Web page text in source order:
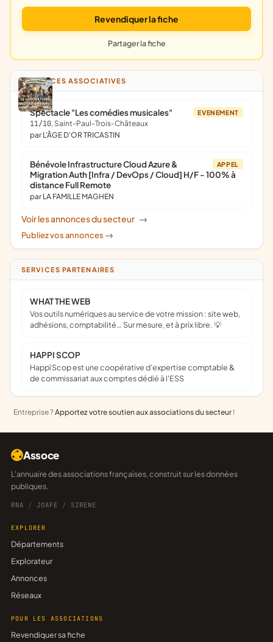
Revendiquer la fiche
Partager la fiche
ANNONCES ASSOCIATIVES
EVENEMENT
Spectacle "Les comédies musicales"
11/10, Saint-Paul-Trois-Châteaux
par L'ÂGE D'OR TRICASTIN
APPEL
Bénévole Infrastructure Cloud Azure &
Migration Auth [Infra / DevOps / Cloud] H/F - 100% à
distance Full Remote
par LA FAMILLE MAGHEN
Voir les annonces du secteur ->
Publiez vos annonces ->
SERVICES PARTENAIRES
WHAT THE WEB
Vos outils numériques au service de votre mission : site web,
adhésions, comptabilité… Sur mesure, et à prix libre. 💡
HAPPI SCOP
Happï Scop est une coopérative d’expertise comptable &
de commissariat aux comptes dédié à l'ESS
Entreprise ?Apportez votre soutien aux associations du secteur !
Assoce
L'annuaire des associations françaises, construit sur les données
publiques.
RNA / JOAFE / SIRENE
EXPLORER
Départements
Explorateur
Annonces
Réseaux
POUR LES ASSOCIATIONS
Revendiquer sa fiche